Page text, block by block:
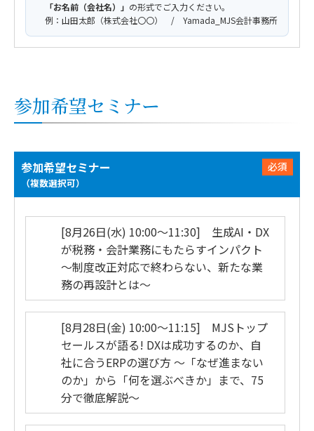
「お名前（会社名）」 の形式でご入力ください。
例：山田太郎（株式会社〇〇） / Yamada_MJS会計事務所
参加希望セミナー
必須
参加希望セミナー
（複数選択可）
[8月26日(水) 10:00～11:30] 生成AI・DX
が税務・会計業務にもたらすインパクト
～制度改正対応で終わらない、新たな業
務の再設計とは～
[8月28日(金) 10:00～11:15] MJSトップ
セールスが語る! DXは成功するのか、自
社に合うERPの選び方 ～「なぜ進まない
のか」から「何を選ぶべきか」まで、75
分で徹底解説～